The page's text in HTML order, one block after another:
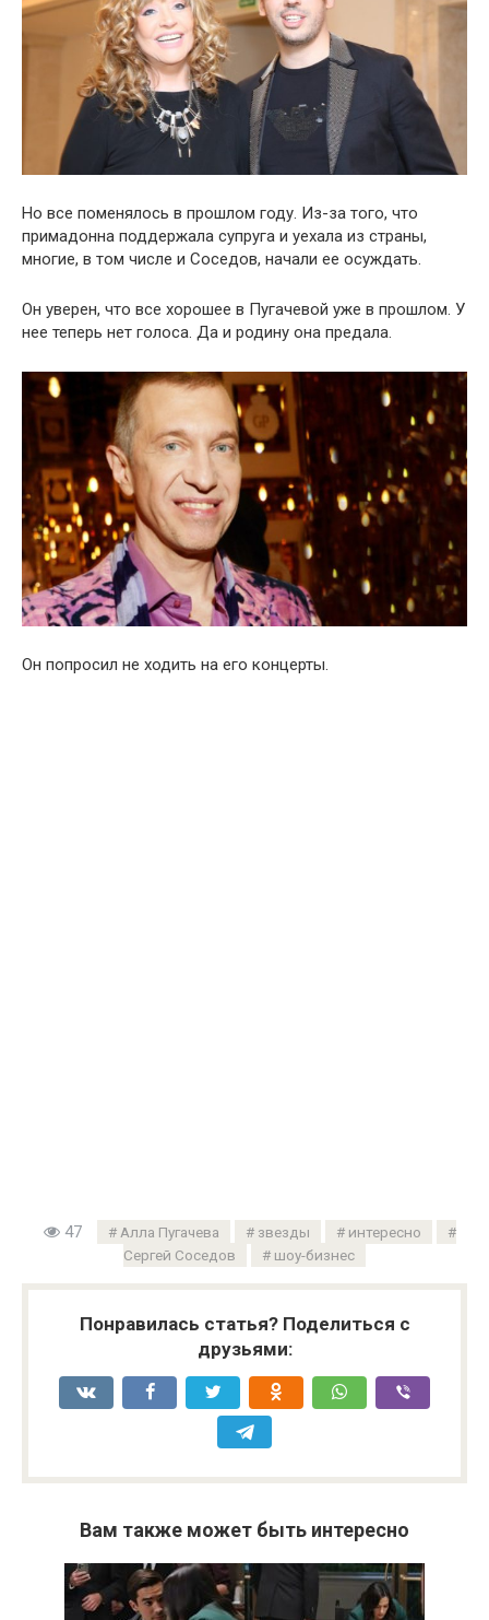
Но все поменялось в прошлом году. Из-за того, что
примадонна поддержала супруга и уехала из страны,
многие, в том числе и Соседов, начали ее осуждать.
Он уверен, что все хорошее в Пугачевой уже в прошлом. У
нее теперь нет голоса. Да и родину она предала.
Он попросил не ходить на его концерты.
47 Алла Пугачева звезды
интересно
Сергей Соседов
шоу-бизнес
Понравилась статья? Поделиться с
друзьями:
Вам также может быть интересно